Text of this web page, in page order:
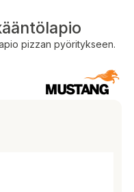
pizzan pyöritykseen.